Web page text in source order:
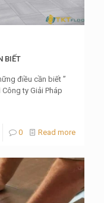
BIẾT
điều cần biết ”
ty Giải Pháp
0 Read more